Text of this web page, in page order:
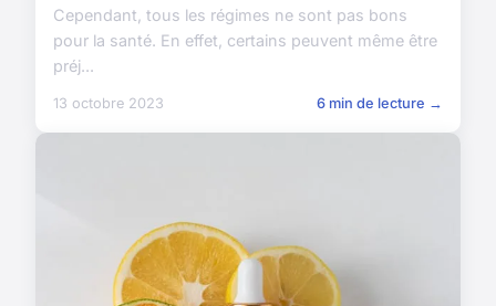
Cependant, tous les régimes ne sont pas bons
pour la santé. En effet, certains peuvent même être
préj...
13 octobre 2023 6 min de lecture →